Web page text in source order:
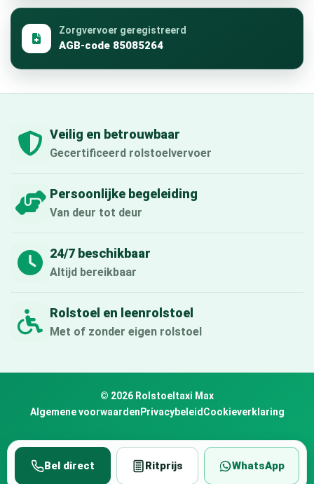
Zorgvervoer geregistreerd
AGB-code 85085264
Veilig en betrouwbaar
Gecertificeerd rolstoelvervoer
Persoonlijke begeleiding
Van deur tot deur
24/7 beschikbaar
Altijd bereikbaar
Rolstoel en leenrolstoel
Met of zonder eigen rolstoel
© 2026 Rolstoeltaxi Max
Algemene voorwaarden Privacybeleid Cookieverklaring
Bel direct Ritprijs WhatsApp